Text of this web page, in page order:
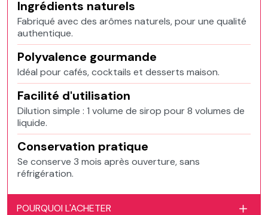
Ingrédients naturels
Fabriqué avec des arômes naturels, pour une qualité
authentique.
Polyvalence gourmande
Idéal pour cafés, cocktails et desserts maison.
Facilité d'utilisation
Dilution simple : 1 volume de sirop pour 8 volumes de
liquide.
Conservation pratique
Se conserve 3 mois après ouverture, sans
réfrigération.
POURQUOI L'ACHETER